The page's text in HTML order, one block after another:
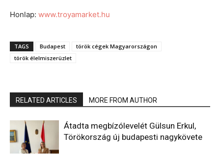
Honlap: www.troyamarket.hu
TAGS Budapest
török cégek Magyarországon
török élelmiszerüzlet
RELATED ARTICLES MORE FROM AUTHOR
Átadta megbízólevelét Gülsun Erkul,
Törökország új budapesti nagykövete